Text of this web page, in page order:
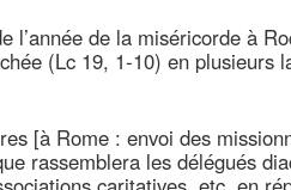
l’année de la miséricorde à
(Lc 19, 1-10) en plusieurs
[à Rome : envoi des
rassemblera les délégués